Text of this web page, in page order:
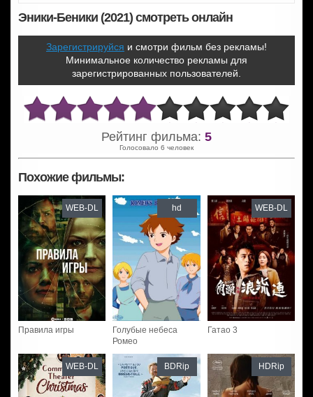
Эники-Беники (2021) смотреть онлайн
Зарегистрируйся и смотри фильм без рекламы!
Минимальное количество рекламы для
зарегистрированных пользователей.
Рейтинг фильма: 5
Голосовало 6 человек
Похожие фильмы:
Правила игры
WEB-DL
Голубые небеса
Ромео
hd
Гатао 3
WEB-DL
WEB-DL BDRip HDRip